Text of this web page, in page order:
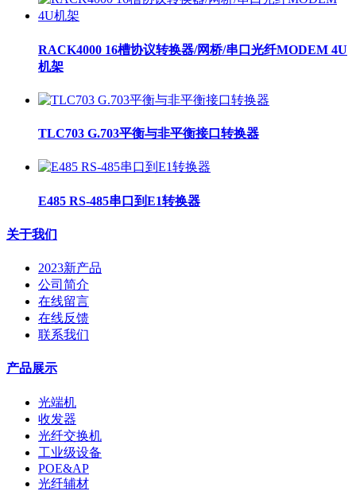
RACK4000 16槽协议转换器/网桥/串口光纤MODEM 4U
机架
TLC703 G.703平衡与非平衡接口转换器
E485 RS-485串口到E1转换器
关于我们
2023新产品
公司简介
在线留言
在线反馈
联系我们
产品展示
光端机
收发器
光纤交换机
工业级设备
POE&AP
光纤辅材